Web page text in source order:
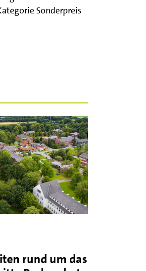
Sonderpreis
rund um das